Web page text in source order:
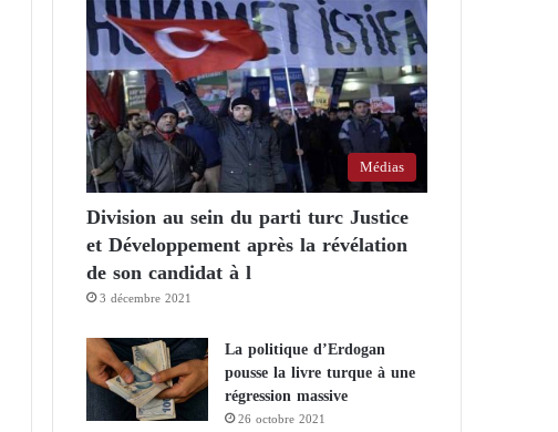
Médias
Division au sein du parti turc Justice
et Développement après la révélation
de son candidat à l
3 décembre 2021
La politique d’Erdogan
pousse la livre turque à une
régression massive
26 octobre 2021